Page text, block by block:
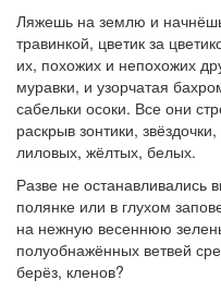
Ляжешь на землю и
травинкой, цветик за
их, похожих и непохожих
муравки, и узорчатая
сабельки осоки. Все они
раскрыв зонтики,
лиловых, жёлтых, белых.
Разве не останавливались
полянке или в глухом
на нежную весеннюю
полуобнажённых ветвей
берёз, кленов?